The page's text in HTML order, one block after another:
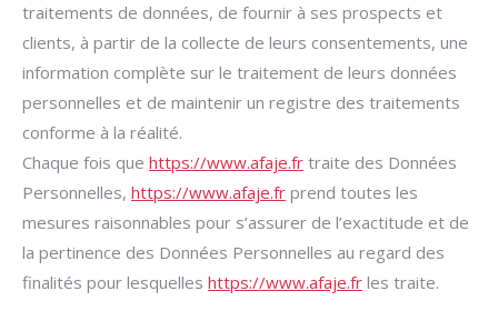
traitements de données, de fournir à ses prospects et
clients, à partir de la collecte de leurs consentements, une
information complète sur le traitement de leurs données
personnelles et de maintenir un registre des traitements
conforme à la réalité.
Chaque fois que https://www.afaje.fr traite des Données
Personnelles, https://www.afaje.fr prend toutes les
mesures raisonnables pour s’assurer de l’exactitude et de
la pertinence des Données Personnelles au regard des
finalités pour lesquelles https://www.afaje.fr les traite.